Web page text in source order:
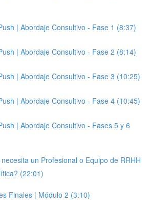
| Abordaje Consultivo - Fase 1 (8:37)
| Abordaje Consultivo - Fase 2 (8:14)
| Abordaje Consultivo - Fase 3 (10:25)
| Abordaje Consultivo - Fase 4 (10:45)
| Abordaje Consultivo - Fases 5 y 6
un Profesional o Equipo de RRHH
(22:01)
Finales | Módulo 2 (3:10)